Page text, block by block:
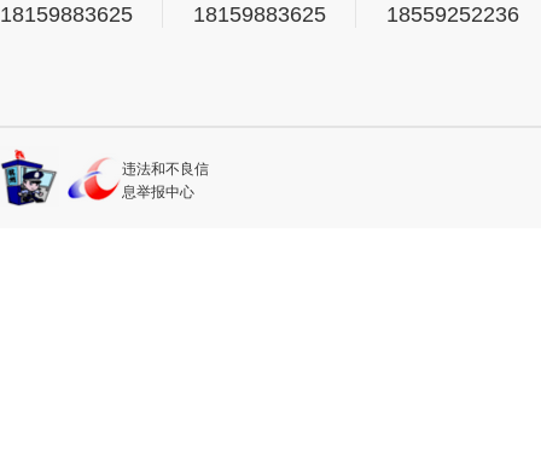
18159883625 18159883625 18559252236
违法和不良信
息举报中心